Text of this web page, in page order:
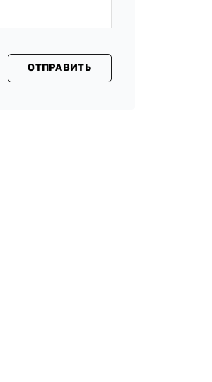
ОТПРАВИТЬ